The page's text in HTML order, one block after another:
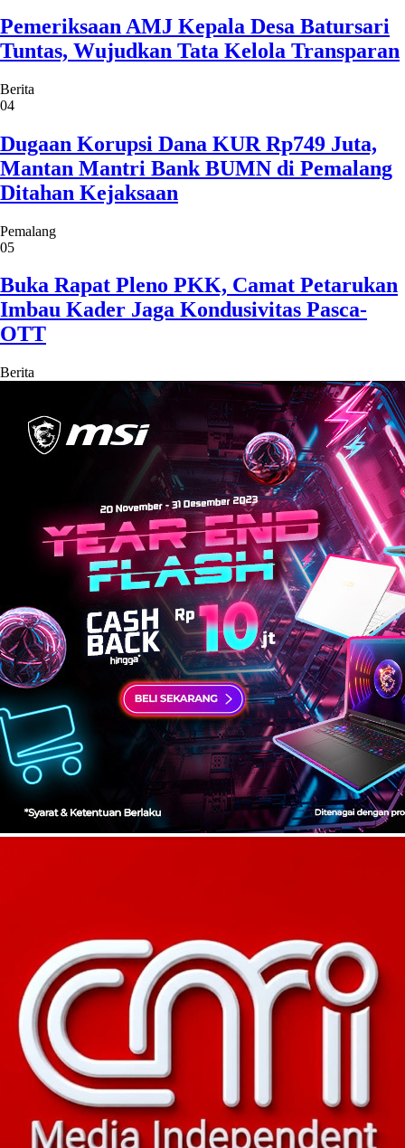
Pemeriksaan AMJ Kepala Desa Batursari
Tuntas, Wujudkan Tata Kelola Transparan
Berita
04
Dugaan Korupsi Dana KUR Rp749 Juta,
Mantan Mantri Bank BUMN di Pemalang
Ditahan Kejaksaan
Pemalang
05
Buka Rapat Pleno PKK, Camat Petarukan
Imbau Kader Jaga Kondusivitas Pasca-
OTT
Berita